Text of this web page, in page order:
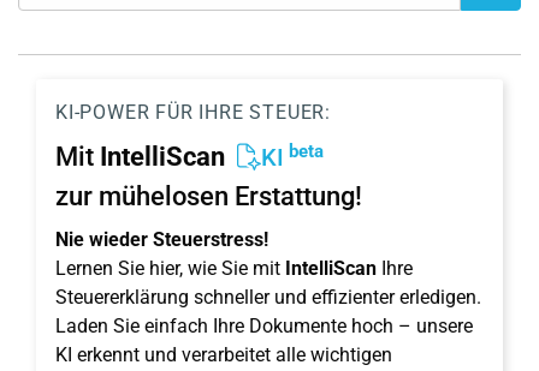
KI-POWER FÜR IHRE STEUER:
Mit IntelliScan KI beta
zur mühelosen Erstattung!
Nie wieder Steuerstress!
Lernen Sie hier, wie Sie mit IntelliScan Ihre
Steuererklärung schneller und effizienter erledigen.
Laden Sie einfach Ihre Dokumente hoch – unsere
KI erkennt und verarbeitet alle wichtigen